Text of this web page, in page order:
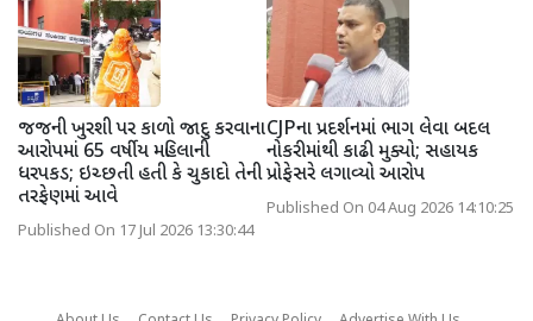
જજની ખુરશી પર કાળો જાદુ કરવાના
આરોપમાં 65 વર્ષીય મહિલાની
ધરપકડ; ઇચ્છતી હતી કે ચુકાદો તેની
તરફેણમાં આવે
Published On 17 Jul 2026 13:30:44
CJPના પ્રદર્શનમાં ભાગ લેવા બદલ
નોકરીમાંથી કાઢી મુક્યો; સહાયક
પ્રોફેસરે લગાવ્યો આરોપ
Published On 04 Aug 2026 14:10:25